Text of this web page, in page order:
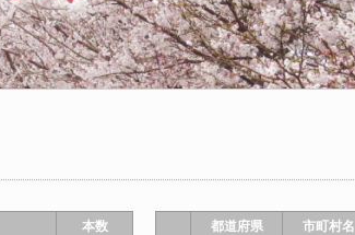
本数
都道府県 市町村名